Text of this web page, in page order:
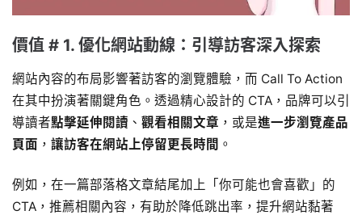
價值 # 1. 優化網站動線：引導訪客深入探索
網站內容的布局影響著訪客的瀏覽體驗，而 Call To Action
在其中扮演著關鍵角色。透過精心設計的 CTA，品牌可以引
導讀者點擊延伸閱讀 、 觀看相關文章 ，或是進一步瀏覽產品
頁面 ， 讓訪客在網站上停留更長時間 。
例如，在一篇部落格文章結尾加上「你可能也會喜歡」的
CTA，推薦相關內容，有助於降低跳出率，提升網站黏著